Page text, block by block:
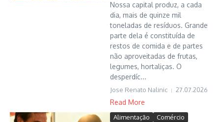
Nossa capital produz, a cada
dia, mais de quinze mil
toneladas de resíduos. Grande
parte dela é constituída de
restos de comida e de partes
não aproveitadas de frutas,
legumes, hortaliças. O
desperdíc...
Jose Renato Nalinic 27.07.2026
Read More
Alimentação
Comércio